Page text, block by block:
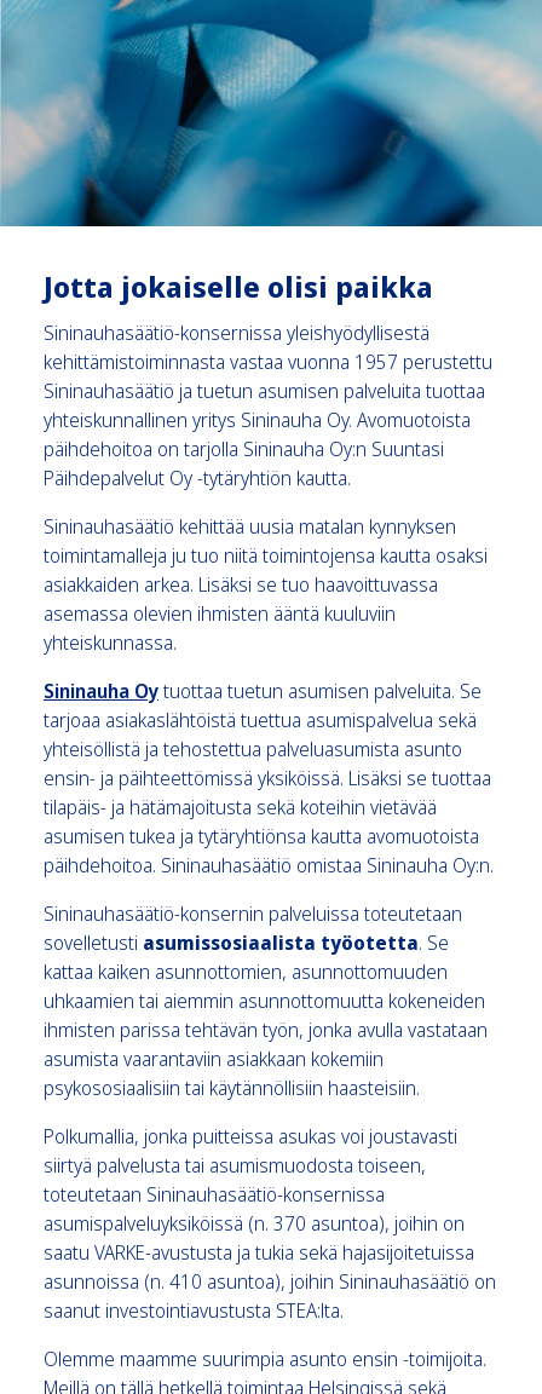
Jotta jokaiselle olisi paikka
Sininauhasäätiö-konsernissa yleishyödyllisestä
kehittämistoiminnasta vastaa vuonna 1957 perustettu
Sininauhasäätiö ja tuetun asumisen palveluita tuottaa
yhteiskunnallinen yritys Sininauha Oy. Avomuotoista
päihdehoitoa on tarjolla Sininauha Oy:n Suuntasi
Päihdepalvelut Oy -tytäryhtiön kautta.
Sininauhasäätiö kehittää uusia matalan kynnyksen
toimintamalleja ju tuo niitä toimintojensa kautta osaksi
asiakkaiden arkea. Lisäksi se tuo haavoittuvassa
asemassa olevien ihmisten ääntä kuuluviin
yhteiskunnassa.
Sininauha Oytuottaa tuetun asumisen palveluita. Se
tarjoaa asiakaslähtöistä tuettua asumispalvelua sekä
yhteisöllistä ja tehostettua palveluasumista asunto
ensin- ja päihteettömissä yksiköissä. Lisäksi se tuottaa
tilapäis- ja hätämajoitusta sekä koteihin vietävää
asumisen tukea ja tytäryhtiönsa kautta avomuotoista
päihdehoitoa. Sininauhasäätiö omistaa Sininauha Oy:n.
Sininauhasäätiö-konsernin palveluissa toteutetaan
sovelletusti asumissosiaalista työotetta. Se
kattaa kaiken asunnottomien, asunnottomuuden
uhkaamien tai aiemmin asunnottomuutta kokeneiden
ihmisten parissa tehtävän työn, jonka avulla vastataan
asumista vaarantaviin asiakkaan kokemiin
psykososiaalisiin tai käytännöllisiin haasteisiin.
Polkumallia, jonka puitteissa asukas voi joustavasti
siirtyä palvelusta tai asumismuodosta toiseen,
toteutetaan Sininauhasäätiö-konsernissa
asumispalveluyksiköissä (n. 370 asuntoa), joihin on
saatu VARKE-avustusta ja tukia sekä hajasijoitetuissa
asunnoissa (n. 410 asuntoa), joihin Sininauhasäätiö on
saanut investointiavustusta STEA:lta.
Olemme maamme suurimpia asunto ensin -toimijoita.
Meillä on tällä hetkellä toimintaa Helsingissä sekä